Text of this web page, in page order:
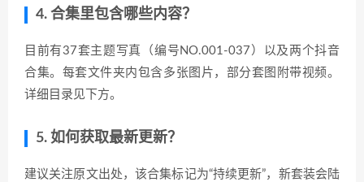
4. 合集里包含哪些内容？
目前有37套主题写真（编号NO.001-037）以及两个抖音
合集。每套文件夹内包含多张图片，部分套图附带视频。
详细目录见下方。
5. 如何获取最新更新？
建议关注原文出处，该合集标记为“持续更新”，新套装会陆